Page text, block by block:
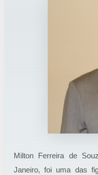
Milton Ferreira de
Janeiro, foi uma das